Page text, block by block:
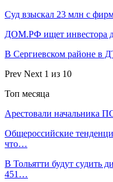
Суд взыскал 23 млн с
ДОМ.РФ ищет инвестора
В Сергиевском районе в
Prev Next 1 из 10
Топ месяца
Арестовали начальника
Общероссийские
что…
В Тольятти будут судить
451…